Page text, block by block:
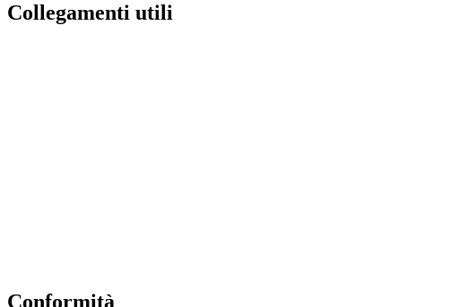
Collegamenti utili
Conformità